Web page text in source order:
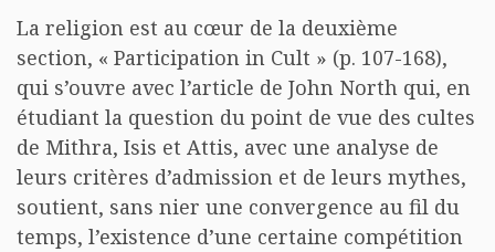
La religion est au cœur de la deuxième
section, « Participation in Cult » (p. 107-168),
qui s’ouvre avec l’article de John North qui, en
étudiant la question du point de vue des cultes
de Mithra, Isis et Attis, avec une analyse de
leurs critères d’admission et de leurs mythes,
soutient, sans nier une convergence au fil du
temps, l’existence d’une certaine compétition